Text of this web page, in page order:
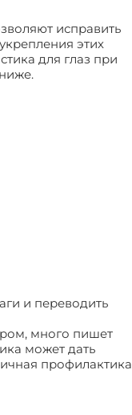
исправить
этих
для глаз при
и переводить
много пишет
может дать
профилактика